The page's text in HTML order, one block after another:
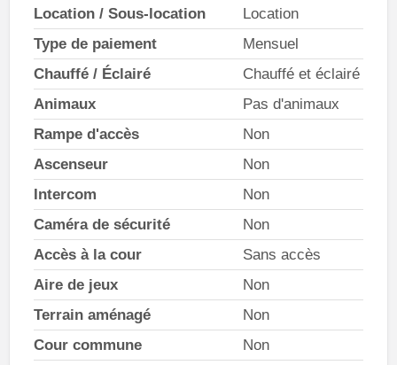
Location / Sous-location
Location
Type de paiement
Mensuel
Chauffé / Éclairé
Chauffé et éclairé
Animaux
Pas d'animaux
Rampe d'accès
Non
Ascenseur
Non
Intercom
Non
Caméra de sécurité
Non
Accès à la cour
Sans accès
Aire de jeux
Non
Terrain aménagé
Non
Cour commune
Non